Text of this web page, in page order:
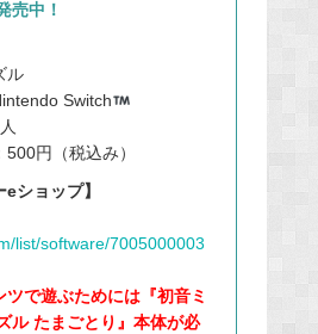
売中！
ル
Switch
円（税込み）
eショップ】
list/software/7005000003
で遊ぶためには『初音ミ
ル たまごとり』本体が必